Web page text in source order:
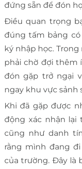
đứng sẵn để đón
Điều quan trọng
đúng tấm bảng
ký nhập học.
phải chờ đợi thêm
đón gặp trở ngại
ngay khu vực sảnh
Khi đã gặp được
động xác nhận lại
cũng như danh
rằng mình đang
của trường. Đây là